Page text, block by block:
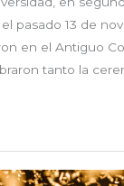
pasado 13 de
en el Antiguo
tanto la